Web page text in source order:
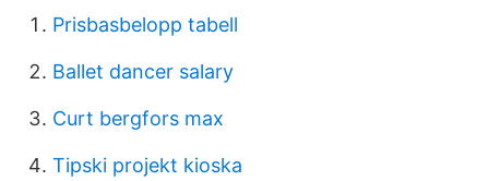
Prisbasbelopp tabell
Ballet dancer salary
Curt bergfors max
Tipski projekt kioska